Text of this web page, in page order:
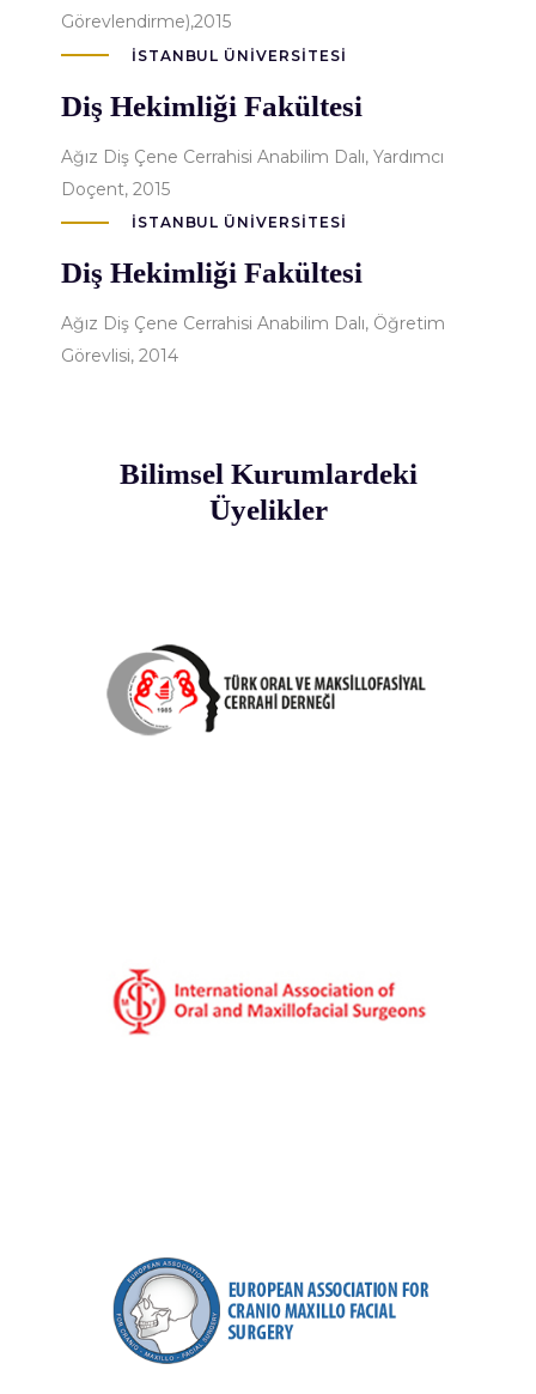
Görevlendirme),2015
İSTANBUL ÜNIVERSITESI
Diş Hekimliği Fakültesi
Ağız Diş Çene Cerrahisi Anabilim Dalı, Yardımcı
Doçent, 2015
İSTANBUL ÜNIVERSITESI
Diş Hekimliği Fakültesi
Ağız Diş Çene Cerrahisi Anabilim Dalı, Öğretim
Görevlisi, 2014
Bilimsel Kurumlardeki
Üyelikler
Türk Oral ve Maksillofasiual
Cerrahi Derneği, 2009 Üye, 2020
International Association of Oral
EACMFS
European Associations for
CranioMaxillofacial Surgery, 2009